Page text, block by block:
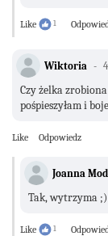
Like 1
Wiktoria
Czy żelka
pośpieszyłam i
Like Odpowiedz
Joanna
Tak, wytrzyma
Like 1